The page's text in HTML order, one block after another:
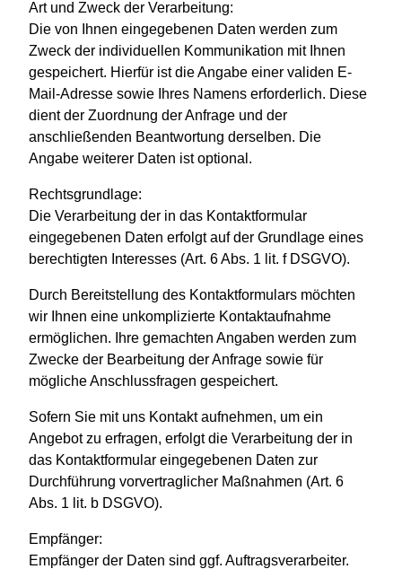
Art und Zweck der Verarbeitung:
Die von Ihnen eingegebenen Daten werden zum
Zweck der individuellen Kommunikation mit Ihnen
gespeichert. Hierfür ist die Angabe einer validen E-
Mail-Adresse sowie Ihres Namens erforderlich. Diese
dient der Zuordnung der Anfrage und der
anschließenden Beantwortung derselben. Die
Angabe weiterer Daten ist optional.
Rechtsgrundlage:
Die Verarbeitung der in das Kontaktformular
eingegebenen Daten erfolgt auf der Grundlage eines
berechtigten Interesses (Art. 6 Abs. 1 lit. f DSGVO).
Durch Bereitstellung des Kontaktformulars möchten
wir Ihnen eine unkomplizierte Kontaktaufnahme
ermöglichen. Ihre gemachten Angaben werden zum
Zwecke der Bearbeitung der Anfrage sowie für
mögliche Anschlussfragen gespeichert.
Sofern Sie mit uns Kontakt aufnehmen, um ein
Angebot zu erfragen, erfolgt die Verarbeitung der in
das Kontaktformular eingegebenen Daten zur
Durchführung vorvertraglicher Maßnahmen (Art. 6
Abs. 1 lit. b DSGVO).
Empfänger:
Empfänger der Daten sind ggf. Auftragsverarbeiter.